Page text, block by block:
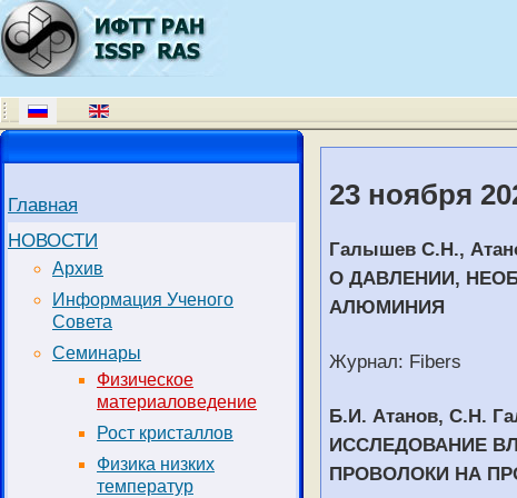
Главная
НОВОСТИ
Архив
Информация Ученого
Совета
Семинары
Физическое
материаловедение
Рост кристаллов
Физика низких
температур
23 ноября
Галышев С.Н.,
О ДАВЛЕНИИ,
АЛЮМИНИЯ
Журнал: Fibers
Б.И. Атанов, С.Н.
ИССЛЕДОВАНИЕ
ПРОВОЛОКИ НА